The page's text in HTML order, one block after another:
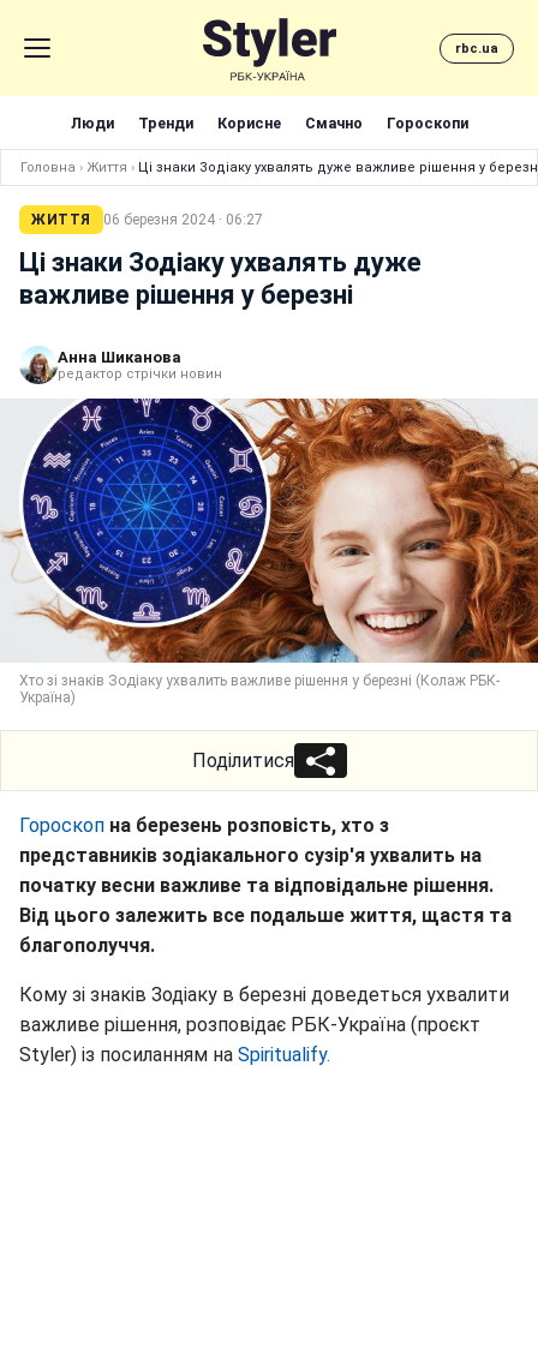
rbc.ua
Люди Тренди Корисне Смачно Гороскопи
Головна › Життя › Ці знаки Зодіаку ухвалять дуже важливе рішення у
ЖИТТЯ 06 березня 2024 · 06:27
Ці знаки Зодіаку ухвалять дуже
важливе рішення у березні
Анна Шиканова
редактор стрічки новин
Хто зі знаків Зодіаку ухвалить важливе рішення у березні (Колаж РБК-
Україна)
Поділитися
Гороскоп на березень розповість, хто з
представників зодіакального сузір'я ухвалить на
початку весни важливе та відповідальне рішення.
Від цього залежить все подальше життя, щастя та
благополуччя.
Кому зі знаків Зодіаку в березні доведеться ухвалити
важливе рішення, розповідає РБК-Україна (проєкт
Styler) із посиланням на Spiritualify.